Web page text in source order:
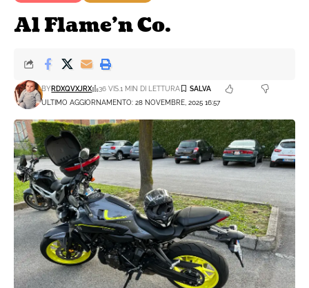
Al Flame’n Co.
ULTIMO AGGIORNAMENTO: 28 NOVEMBRE, 2025 16:57
BY RDXQVXJRX 36 VIS.1 MIN DI LETTURA